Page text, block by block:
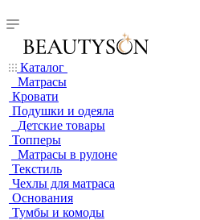
Каталог
Матрасы
Кровати
Подушки и одеяла
Детские товары
Топперы
Матрасы в рулоне
Текстиль
Чехлы для матраса
Основания
Тумбы и комоды